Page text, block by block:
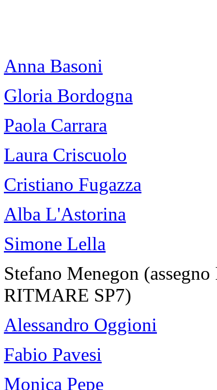
Anna Basoni
Gloria Bordogna
Paola Carrara
Laura Criscuolo
Cristiano Fugazza
Alba L'Astorina
Simone Lella
Stefano Menegon
RITMARE SP7)
Alessandro Oggioni
Fabio Pavesi
Monica Pepe